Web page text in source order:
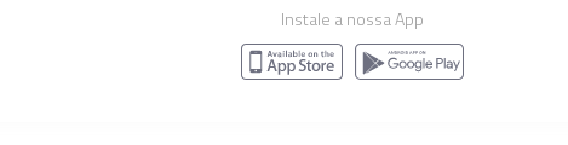
Instale a nossa App